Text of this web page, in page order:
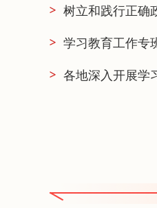
树立和践行正确
学习教育工作专
各地深入开展